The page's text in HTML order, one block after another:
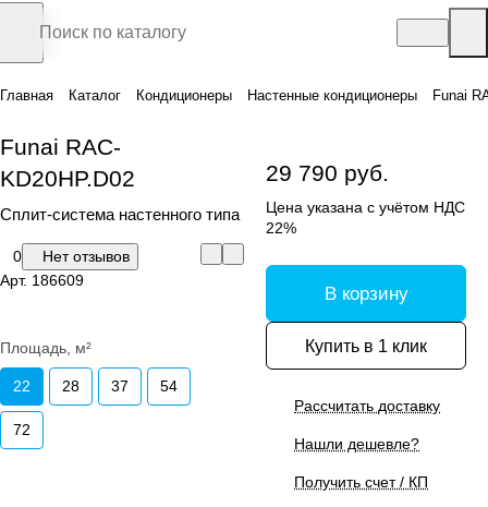
Главная Каталог Кондиционеры Настенные кондиционеры Funai
Funai RAC-
KD20HP.D02
Сплит-система настенного типа
0
Нет отзывов
Арт. 186609
Площадь, м²
22 28 37 54
72
29 790 руб.
Цена указана с учётом НДС
22%
В корзину
Купить в 1 клик
Рассчитать доставку
Нашли дешевле?
Получить счет / КП